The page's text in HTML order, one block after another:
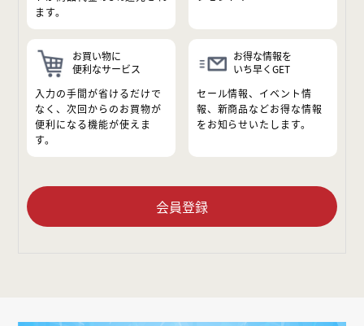
ます。
お買い物に
便利なサービス
入力の手間が省けるだけで
なく、次回からのお買物が
便利になる機能が使えま
す。
お得な情報を
いち早くGET
セール情報、イベント情
報、新商品などお得な情報
をお知らせいたします。
会員登録